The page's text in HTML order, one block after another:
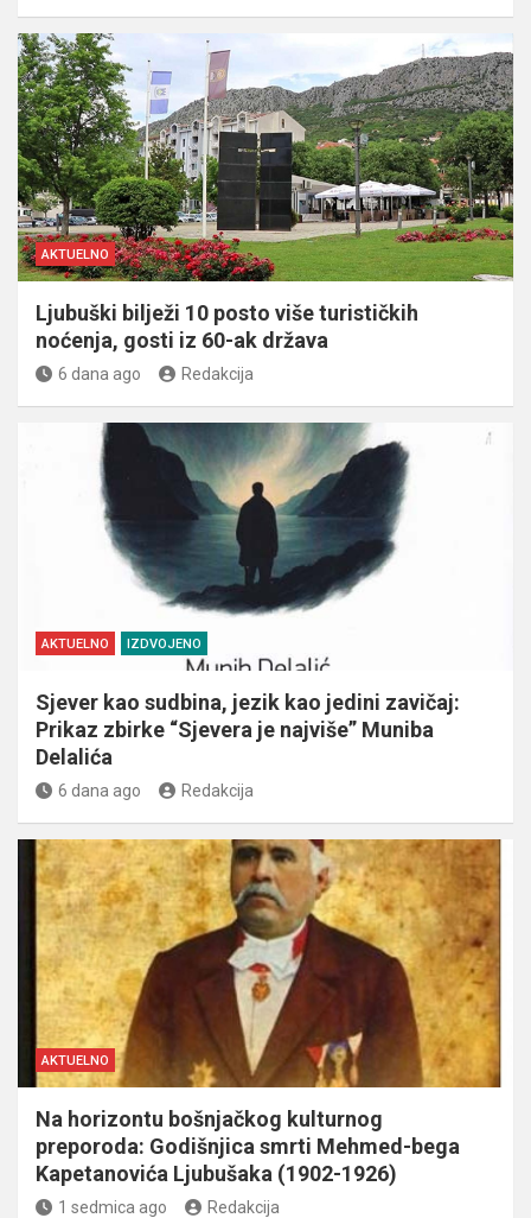
AKTUELNO
Ljubuški bilježi 10 posto više turističkih
noćenja, gosti iz 60-ak država
6 dana ago Redakcija
AKTUELNO IZDVOJENO
Sjever kao sudbina, jezik kao jedini zavičaj:
Prikaz zbirke “Sjevera je najviše” Muniba
Delalića
6 dana ago Redakcija
AKTUELNO
Na horizontu bošnjačkog kulturnog
preporoda: Godišnjica smrti Mehmed-bega
Kapetanovića Ljubušaka (1902-1926)
1 sedmica ago Redakcija